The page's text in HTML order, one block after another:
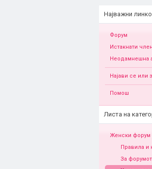
Најважни
Форум
Истакнати
Неодамнешна
Најави се или
Помош
Листа на
Женски форум
Правила и
За форумот